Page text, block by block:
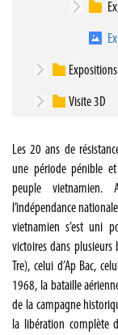
Visite 3D
Les 20 ans de
une période pénible
peuple vietnamien.
l’indépendance
vietnamien s’est uni
victoires dans
Tre), celui d’Ap Bac,
1968, la bataille
de la campagne
la libération complète